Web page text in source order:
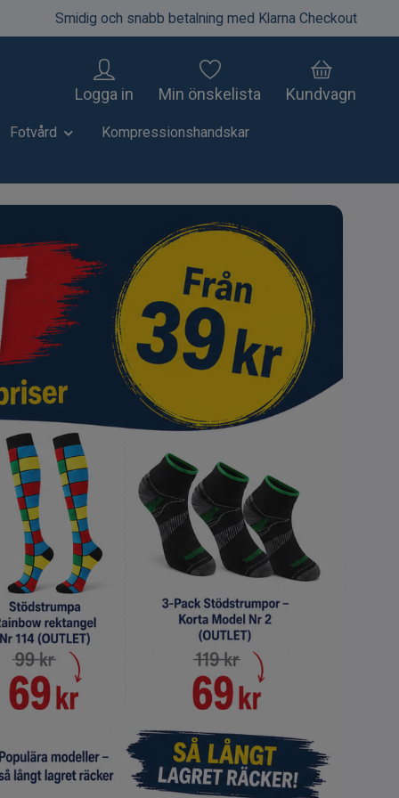
Smidig och snabb betalning med Klarna Checkout
Logga in Min önskelista Kundvagn
Fotvård Kompressionshandskar